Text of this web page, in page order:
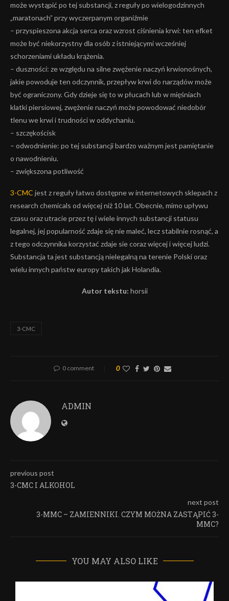
może wystąpić po tej substancji, z reguły po wielogodzinnych
„maratonach” przy wyczerpanym organiźmie
– przyspieszona akcja serca oraz wzrost ciśnienia krwi: ten efket
może być niekorzystny dla osób z istniejącymi wcześniej
schorzeniami układu krążenia.
– duszności: ze względu na silne zwężenie naczyń krwionośnych,
jakie powoduje ten odczynnik, przepływ krwi do narządów może
być ograniczony. Gdy dzieje się to w płucach lub w mięśniach
klatki piersiowej, zwężenie naczyń może powodować niedobór
tlenu we krwi i trudności w oddychaniu.
– szczękościsk
– odwodnienie: po tej substancji bardzo ważnym jest pamiętanie
o nawodnieniu.
– zwiększona potliwość
3-CMC jest z reguły łatwo dostępne w internetowych sklepach z
research chemicals od więcej niż 10 lat. Obecnie, mimo upływu
czasu oraz utracie przez tę i wiele innych substancji statusu
legalnej, jej popularność zdaje się nie maleć, lecz stabilnie rosnąć, a
z tego odczynnika korzystać zdaje sie coraz więcej i więcej ludzi.
Substancja ta jest substancją nielegalną na terenie Polski oraz
wielu innych państw europy takich jak Holandia.
Autor tekstu: horsii
3-CMC
0 comment 0
ADMIN
previous post
3-CMC I ALKOHOL
next post
3-MMC – ZAMIENNIKI. CZYM MOŻNA ZASTĄPIĆ 3-
MMC?
YOU MAY ALSO LIKE